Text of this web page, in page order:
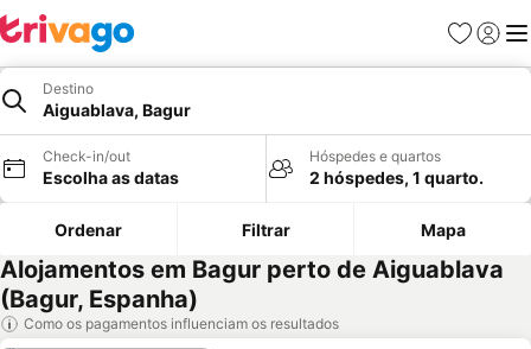
Favoritos
Iniciar
Destino
Aiguablava, Bagur
Check-in/out
Escolha as datas
Hóspedes e quartos
2 hóspedes, 1 quarto.
Ordenar Filtrar Mapa
Alojamentos em Bagur perto de Aiguablava
(Bagur, Espanha)
Como os pagamentos influenciam os resultados